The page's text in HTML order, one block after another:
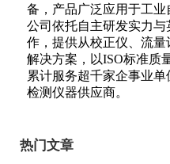
备，产品广泛应用于工业
公司依托自主研发实力
作，提供从校正仪、流
解决方案，以ISO标准质
累计服务超千家企事业
检测仪器供应商。
热门文章